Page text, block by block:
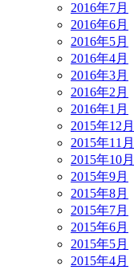
2016年7月
2016年6月
2016年5月
2016年4月
2016年3月
2016年2月
2016年1月
2015年12月
2015年11月
2015年10月
2015年9月
2015年8月
2015年7月
2015年6月
2015年5月
2015年4月